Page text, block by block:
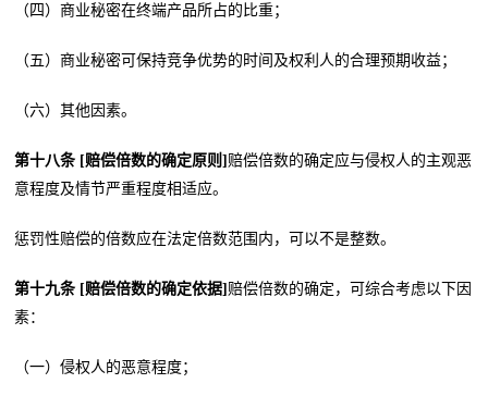
（四）商业秘密在终端产品所占的比重；
（五）商业秘密可保持竞争优势的时间及权利人的合理预期收益；
（六）其他因素。
第十八条 [赔偿倍数的确定原则] 赔偿倍数的确定应与侵权人的主观恶
意程度及情节严重程度相适应。
惩罚性赔偿的倍数应在法定倍数范围内，可以不是整数。
第十九条 [赔偿倍数的确定依据] 赔偿倍数的确定，可综合考虑以下因
素：
（一）侵权人的恶意程度；